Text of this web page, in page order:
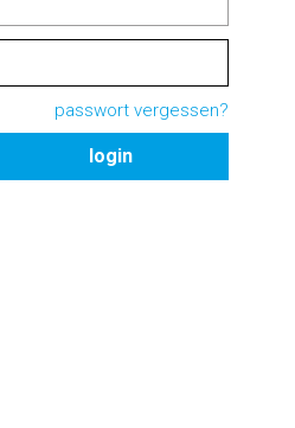
passwort vergessen?
login